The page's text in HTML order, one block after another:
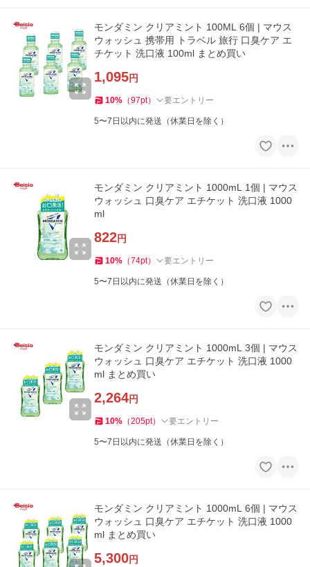
モンダミン クリアミント 100ML 6個 | マウス
ウォッシュ 携帯用 トラベル 旅行 口臭ケア エ
チケット 洗口液 100ml まとめ買い
1,095円
10% （97pt） 要エントリー
5〜7日以内に発送（休業日を除く）
モンダミン クリアミント 1000mL 1個 | マウス
ウォッシュ 口臭ケア エチケット 洗口液 1000
ml
822円
10% （74pt） 要エントリー
5〜7日以内に発送（休業日を除く）
モンダミン クリアミント 1000mL 3個 | マウス
ウォッシュ 口臭ケア エチケット 洗口液 1000
ml まとめ買い
2,264円
10% （205pt） 要エントリー
5〜7日以内に発送（休業日を除く）
モンダミン クリアミント 1000mL 6個 | マウス
ウォッシュ 口臭ケア エチケット 洗口液 1000
ml まとめ買い
5,300円